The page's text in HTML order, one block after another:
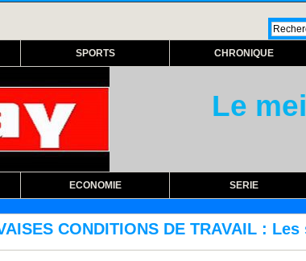
SPORTS CHRONIQUE
Le
ECONOMIE SERIE
DE TRAVAIL : Les sous-traitants